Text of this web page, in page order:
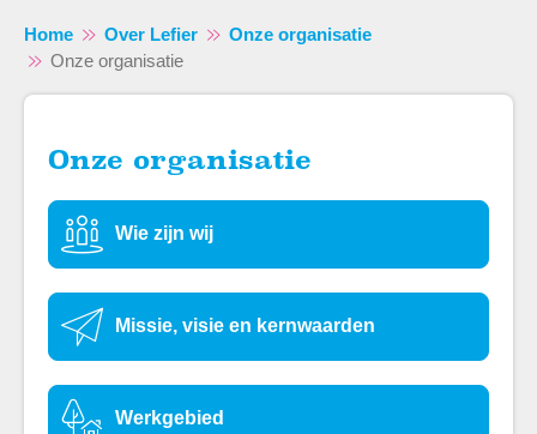
Naar hoofdnavigatiemenu
Home Over Lefier
Onze organisatie
Onze organisatie
Onze organisatie
Wie zijn wij
Missie, visie en kernwaarden
Werkgebied